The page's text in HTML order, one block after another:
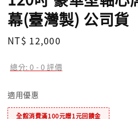
幕(臺灣製) 公司貨
Regular
NT$ 12,000
總分:0 -0評價
適用優惠
全館消費滿100元贈1元回饋金